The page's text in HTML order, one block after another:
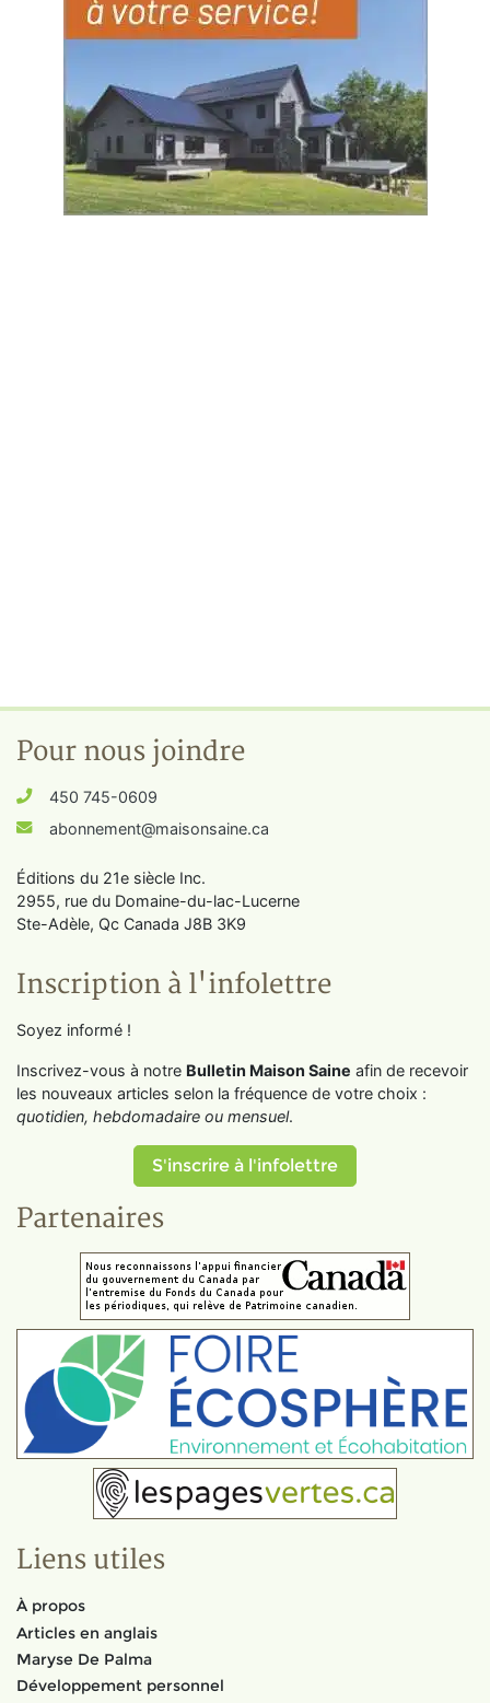
Pour nous joindre
450 745-0609
abonnement@maisonsaine.ca
Éditions du 21e siècle Inc.
2955, rue du Domaine-du-lac-Lucerne
Ste-Adèle, Qc Canada J8B 3K9
Inscription à l'infolettre
Soyez informé !
Inscrivez-vous à notre Bulletin Maison Saine afin de recevoir
les nouveaux articles selon la fréquence de votre choix :
quotidien, hebdomadaire ou mensuel.
S'inscrire à l'infolettre
Partenaires
Liens utiles
À propos
Articles en anglais
Maryse De Palma
Développement personnel